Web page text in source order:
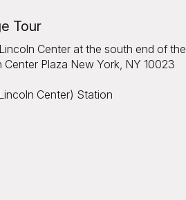
Tour
Center at the south end of the
Plaza New York, NY 10023
Center) Station